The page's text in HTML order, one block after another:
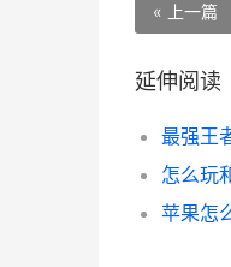
« 上一篇
延伸阅读
苹果怎